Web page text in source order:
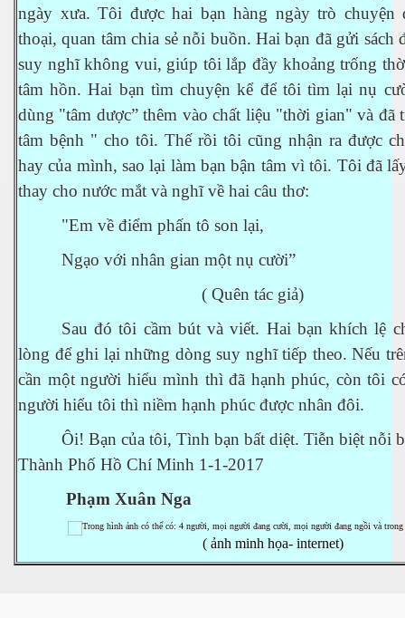
ngày xưa. Tôi được hai bạn hàng ngày trò chuyện
thoại, quan tâm chia sẻ nỗi buồn. Hai bạn đã gửi sách
suy nghĩ không vui, giúp tôi lắp đầy khoảng trống
tâm hồn. Hai bạn tìm chuyện kể để tôi tìm lại nụ
dùng "tâm dược” thêm vào chất liệu "thời gian" và đã
tâm bệnh " cho tôi. Thế rồi tôi cũng nhận ra được
hay của mình, sao lại làm bạn bận tâm vì tôi. Tôi đã
thay cho nước mắt và nghĩ về hai câu thơ:
"Em về điểm phấn tô son lại,
Ngạo với nhân gian một nụ cười”
( Quên tác giả)
Sau đó tôi cầm bút và viết. Hai bạn khích lệ
lòng để ghi lại những dòng suy nghĩ tiếp theo. Nếu
cần một người hiểu mình thì đã hạnh phúc, còn tôi
người hiểu tôi thì niềm hạnh phúc được nhân đôi.
Ôi! Bạn của tôi, Tình bạn bất diệt. Tiễn biệt nỗi
Thành Phố Hồ Chí Minh 1-1-2017
Phạm Xuân Nga
( ảnh minh họa- internet)
Trí